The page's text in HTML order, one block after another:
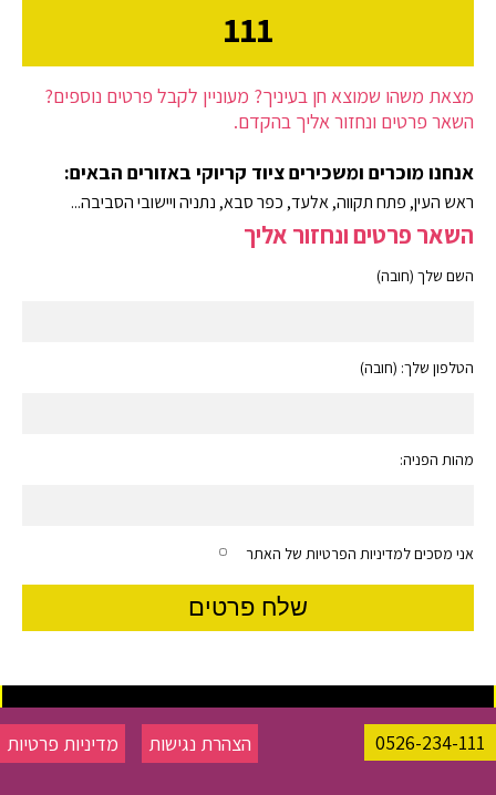
111
מצאת משהו שמוצא חן בעיניך? מעוניין לקבל פרטים נוספים?
השאר פרטים ונחזור אליך בהקדם.
אנחנו מוכרים ומשכירים ציוד קריוקי באזורים הבאים:
ראש העין, פתח תקווה, אלעד, כפר סבא, נתניה ויישובי הסביבה...
השאר פרטים ונחזור אליך
השם שלך (חובה)
הטלפון שלך: (חובה)
מהות הפניה:
אני מסכים למדיניות הפרטיות של האתר
0526-234-111 מדיניות פרטיות הצהרת נגישות